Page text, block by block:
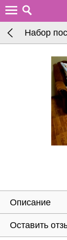
Набор
Описание
Оставить